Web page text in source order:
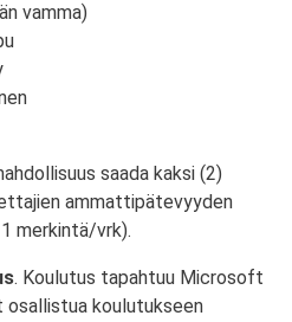
vamma)
saada kaksi (2)
ammattipätevyyden
merkintä/vrk).
. Koulutus tapahtuu Microsoft
osallistua koulutukseen